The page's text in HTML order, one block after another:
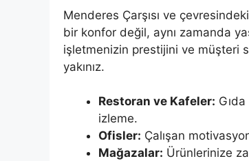
Menderes Çarşısı ve
bir konfor değil, aynı zamanda
işletmenizin prestijini ve müşteri
yakınız.
Restoran ve Kafeler:
izleme.
Ofisler: Çalışan
Mağazalar: Ürünlerinize